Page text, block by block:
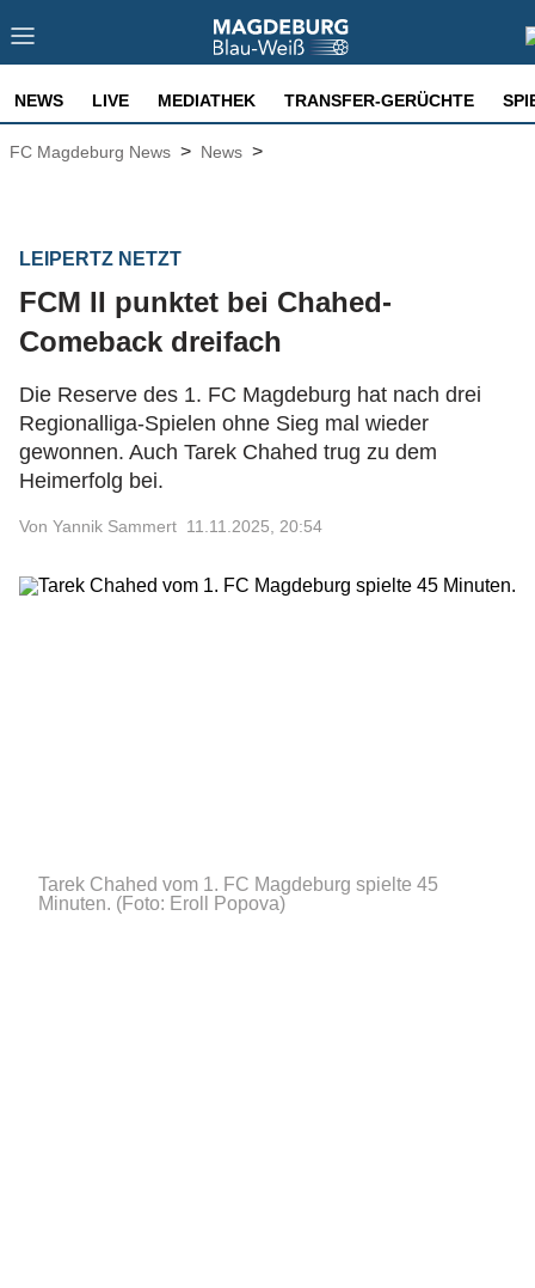
NEWS LIVE MEDIATHEK TRANSFER-GERÜCHTE
FC Magdeburg News > News >
LEIPERTZ NETZT
FCM II punktet bei Chahed-
Comeback dreifach
Die Reserve des 1. FC Magdeburg hat nach drei
Regionalliga-Spielen ohne Sieg mal wieder
gewonnen. Auch Tarek Chahed trug zu dem
Heimerfolg bei.
Von Yannik Sammert 11.11.2025, 20:54
Tarek Chahed vom 1. FC Magdeburg spielte 45
Minuten. (Foto: Eroll Popova)